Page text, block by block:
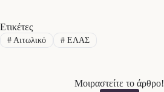
Ετικέτες
#Αιτωλικό #ΕΛΑΣ
Μοιραστείτε το άρθρο!